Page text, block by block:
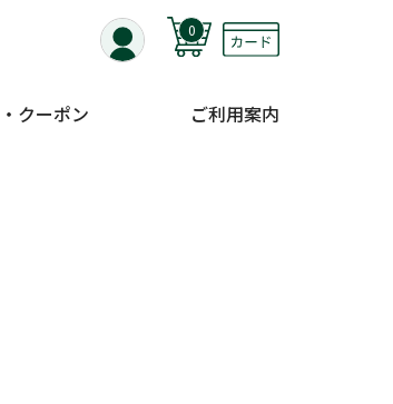
0
クーポン ご利用案内